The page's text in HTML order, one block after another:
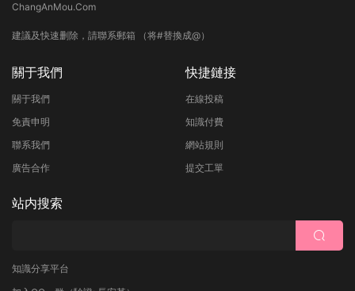
ChangAnMou.Com
建議及快速删除，請聯系郵箱 （将#替換成@）
關于我們
關于我們
免責申明
聯系我們
廣告合作
快捷鏈接
在線投稿
知識付費
網站規則
提交工單
站内搜索
知識分享平台